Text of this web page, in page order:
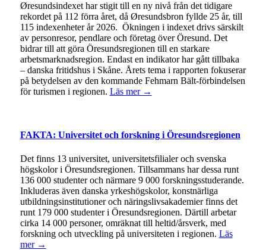
Øresundsindexet har stigit till en ny nivå från det tidigare
rekordet på 112 förra året, då Øresundsbron fyllde 25 år, till
115 indexenheter år 2026. Ökningen i indexet drivs särskilt
av personresor, pendlare och företag över Öresund. Det
bidrar till att göra Öresundsregionen till en starkare
arbetsmarknadsregion. Endast en indikator har gått tillbaka
– danska fritidshus i Skåne. Årets tema i rapporten fokuserar
på betydelsen av den kommande Fehmarn Bält-förbindelsen
för turismen i regionen. Läs mer →
FAKTA: Universitet och forskning i Öresundsregionen
Det finns 13 universitet, universitetsfilialer och svenska
högskolor i Öresundsregionen. Tillsammans har dessa runt
136 000 studenter och närmare 9 000 forskningsstuderande.
Inkluderas även danska yrkeshögskolor, konstnärliga
utbildningsinstitutioner och näringslivsakademier finns det
runt 179 000 studenter i Öresundsregionen. Därtill arbetar
cirka 14 000 personer, omräknat till heltid/årsverk, med
forskning och utveckling på universiteten i regionen. Läs
mer →